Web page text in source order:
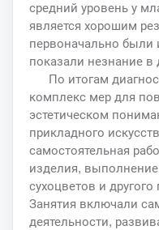
средний уровень у
является хорошим
первоначально были
показали незнание в
По итогам
комплекс мер для
эстетическом
прикладного
самостоятельная
изделия, выполнение
сухоцветов и
Занятия включали
деятельности,